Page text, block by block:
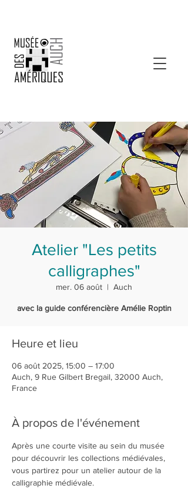
Atelier "Les petits
calligraphes"
mer. 06 août
  |
Auch
avec la guide conférencière Amélie Roptin
Heure et lieu
06 août 2025, 15:00 – 17:00
Auch, 9 Rue Gilbert Bregail, 32000 Auch,
France
À propos de l'événement
Après une courte visite au sein du musée
pour découvrir les collections médiévales,
vous partirez pour un atelier autour de la
calligraphie médiévale.